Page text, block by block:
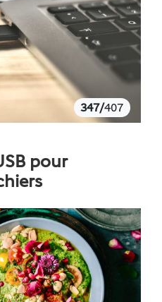
347/407
pour